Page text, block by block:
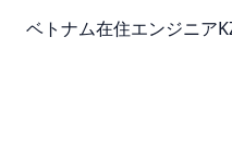
ベトナム在住エンジニア